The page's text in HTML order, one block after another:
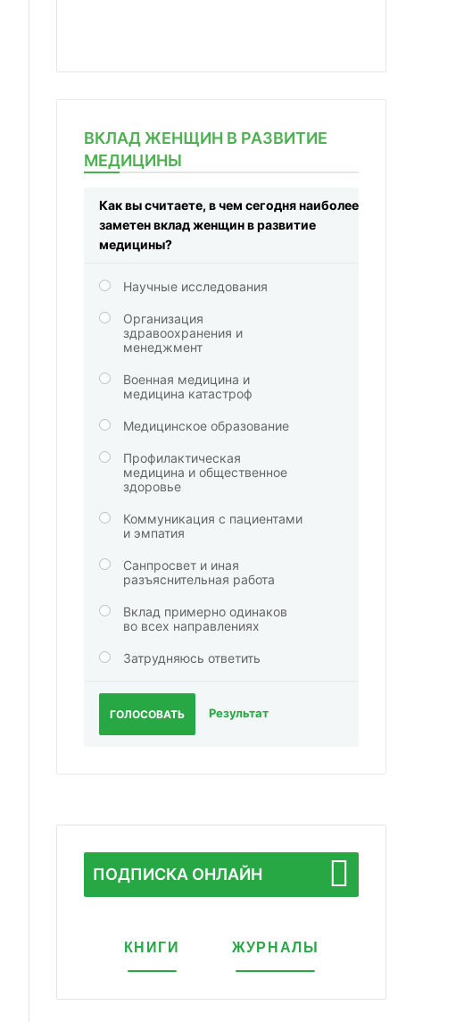
ВКЛАД ЖЕНЩИН В РАЗВИТИЕ
МЕДИЦИНЫ
Как вы считаете, в чем сегодня наиболее
заметен вклад женщин в развитие
медицины?
Научные исследования
Организация
здравоохранения и
менеджмент
Военная медицина и
медицина катастроф
Медицинское образование
Профилактическая
медицина и общественное
здоровье
Коммуникация с пациентами
и эмпатия
Санпросвет и иная
разъяснительная работа
Вклад примерно одинаков
во всех направлениях
Затрудняюсь ответить
ГОЛОСОВАТЬ Результат
ПОДПИСКА ОНЛАЙН
КНИГИ ЖУРНАЛЫ